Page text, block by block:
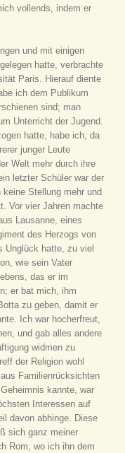
vollends, indem er
und mit einigen
hatte, verbrachte
Paris. Hierauf diente
ich dem Publikum
sind; man
Unterricht der Jugend.
hatte, habe ich, da
junger Leute
Welt mehr durch ihre
letzter Schüler war der
Stellung mehr und
Vor vier Jahren machte
Lausanne, eines
des Herzogs von
Unglück hatte, zu viel
wie sein Vater
das er im
er bat mich, ihm
zu geben, damit er
Ich war hocherfreut,
und gab alles andere
widmen zu
der Religion wohl
Familienrücksichten
kannte, war
Interessen auf
davon abhinge. Diese
sich ganz meiner
Rom, wo ich ihn dem